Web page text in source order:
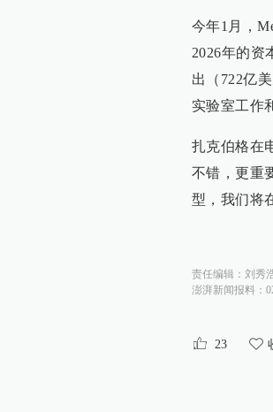
今年1月，
2026年的资
出（722亿
实验室工作
扎克伯格在
不错，更重
型，我们将
责任编辑： 刘秀
澎湃新闻报料：
23